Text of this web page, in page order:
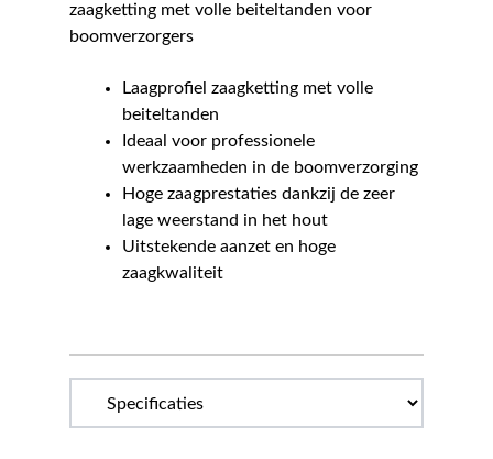
zaagketting met volle beiteltanden voor
boomverzorgers
Laagprofiel zaagketting met volle
beiteltanden
Ideaal voor professionele
werkzaamheden in de boomverzorging
Hoge zaagprestaties dankzij de zeer
lage weerstand in het hout
Uitstekende aanzet en hoge
zaagkwaliteit